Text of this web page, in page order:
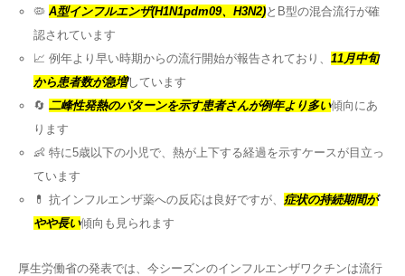
🦠 A型インフルエンザ(H1N1pdm09、H3N2)とB型の混合流行が確
認されています
📈 例年より早い時期からの流行開始が報告されており、 11月中旬
から患者数が急増しています
🔄 二峰性発熱のパターンを示す患者さんが例年より多い傾向にあ
ります
👶 特に5歳以下の小児で、熱が上下する経過を示すケースが目立っ
ています
💊 抗インフルエンザ薬への反応は良好ですが、 症状の持続期間が
やや長い傾向も見られます
厚生労働省の発表では、今シーズンのインフルエンザワクチンは流行